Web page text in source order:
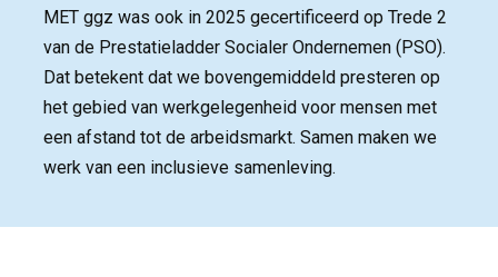
MET ggz was ook in 2025 gecertificeerd op Trede 2
van de Prestatieladder Socialer Ondernemen (PSO).
Dat betekent dat we bovengemiddeld presteren op
het gebied van werkgelegenheid voor mensen met
een afstand tot de arbeidsmarkt. Samen maken we
werk van een inclusieve samenleving.